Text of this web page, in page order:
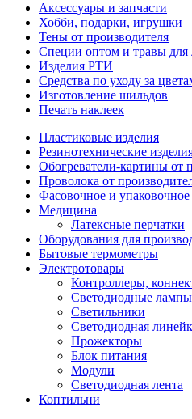
Аксессуары и запчасти
Хобби, подарки, игрушки
Тены от производителя
Специи оптом и травы для
Изделия РТИ
Средства по уходу за
Изготовление шильдов
Печать наклеек
Пластиковые изделия
Резинотехнические
Обогреватели-картины от
Проволока от
Фасовочное и
Медицина
Латексные перчатки
Оборудования для
Бытовые термометры
Электротовары
Контроллеры,
Светодиодные лампы
Светильники
Светодиодная
Прожекторы
Блок питания
Модули
Светодиодная лента
Коптильни